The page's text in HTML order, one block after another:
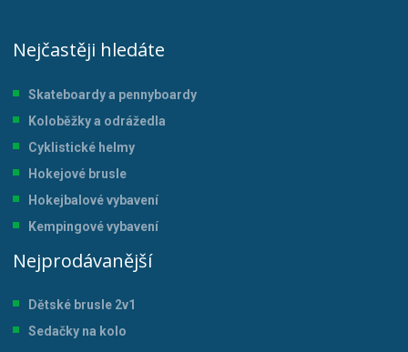
Nejčastěji hledáte
Skateboardy a pennyboardy
Koloběžky a odrážedla
Cyklistické helmy
Hokejové brusle
Hokejbalové vybavení
Kempingové vybavení
Nejprodávanější
Dětské brusle 2v1
Sedačky na kolo